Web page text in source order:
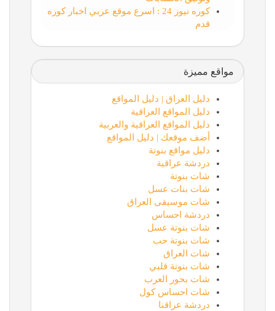
كوره نيوز 24 : اسرع موقع عربي اخبار كوره
قدم
مواقع مميزة
دليل العراق | دليل المواقع
دليل المواقع العراقية
دليل المواقع العراقية والعربية
أضف موقعك | دليل المواقع
دليل مواقع بنوتة
دردشة عراقية
شات بنوتة
شات بنات عسل
شات موسيقى العراق
دردشة احساس
شات بنوتة عسل
شات بنوتة حب
شات العراق
شات بنوتة قلبي
شات بحور العرب
شات احساس كول
دردشة عراقنا